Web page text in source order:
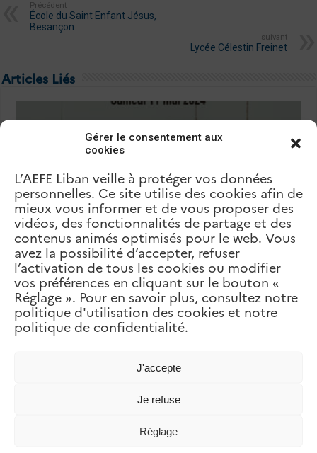
Gérer le consentement aux
cookies
L’AEFE Liban veille à protéger vos données
personnelles. Ce site utilise des cookies afin de
mieux vous informer et de vous proposer des
vidéos, des fonctionnalités de partage et des
contenus animés optimisés pour le web. Vous
avez la possibilité d’accepter, refuser
l’activation de tous les cookies ou modifier
vos préférences en cliquant sur le bouton «
Réglage ». Pour en savoir plus, consultez notre
politique d'utilisation des cookies et notre
politique de confidentialité.
J'accepte
Je refuse
Réglage
Précédent
École du Saint Enfant Jésus,
Besançon
suivant
Lycée Célestin Freinet
Articles Liés
Festival Idéal